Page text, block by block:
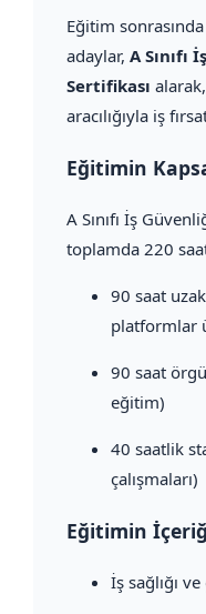
Eğitim sonrasında
adaylar, A Sınıfı
Sertifikası
aracılığıyla iş
Eğitimin
A Sınıfı İş
toplamda 220
90 saat
platformlar
90 saat
eğitim)
40 saatlik
çalışmaları)
Eğitimin
İş sağlığı